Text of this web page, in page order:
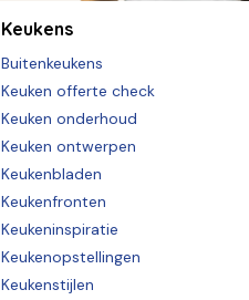
Keukens
Buitenkeukens
Keuken offerte check
Keuken onderhoud
Keuken ontwerpen
Keukenbladen
Keukenfronten
Keukeninspiratie
Keukenopstellingen
Keukenstijlen